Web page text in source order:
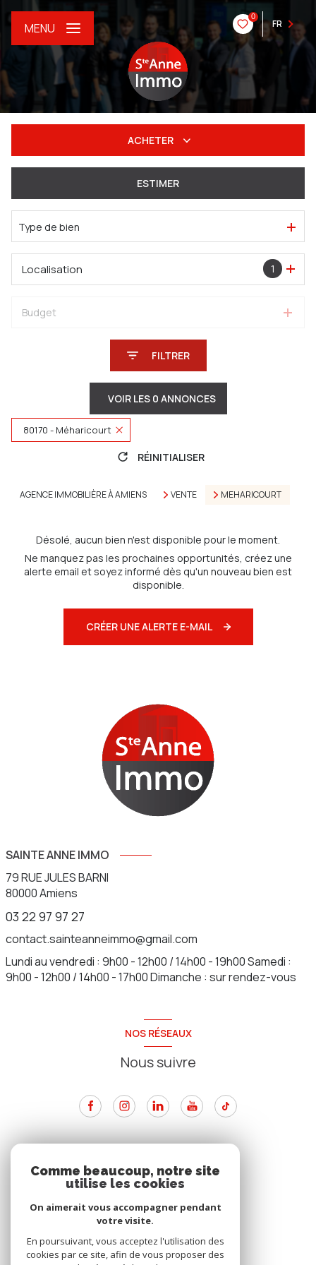
0
FR
MENU
ACHETER
Du neuf
De l'immo pro
ESTIMER
Type de bien
1
Localisation
Budget
FILTRER
VOIR LES 0 ANNONCES
80170 - Méharicourt
RÉINITIALISER
AGENCE IMMOBILIÈRE À AMIENS VENTE MEHARICOURT
Désolé, aucun bien n'est disponible pour le moment.
Ne manquez pas les prochaines opportunités, créez une
alerte email et soyez informé dès qu'un nouveau bien est
disponible.
CRÉER UNE ALERTE E-MAIL
SAINTE ANNE IMMO
79 RUE JULES BARNI
80000Amiens
03 22 97 97 27
contact.sainteanneimmo@gmail.com
Lundi au vendredi : 9h00 - 12h00 / 14h00 - 19h00 Samedi :
9h00 - 12h00 / 14h00 - 17h00 Dimanche : sur rendez-vous
NOS RÉSEAUX
Nous suivre
Nous adhérons
Comme beaucoup, notre site
utilise les cookies
On aimerait vous accompagner pendant
votre visite.
En poursuivant, vous acceptez l'utilisation des
cookies par ce site, afin de vous proposer des